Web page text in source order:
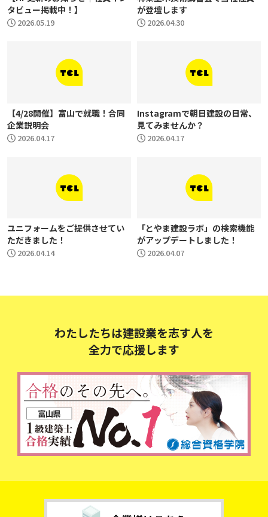
タビュー掲載中！】
2026.05.19
が登壇します
2026.04.30
【4/28開催】富山で就職！合同
企業説明会
2026.04.17
Instagramで朝日建設の日常、
見てみませんか？
2026.04.17
ユニフォームをご提供させてい
ただきました！
2026.04.14
「とやま建設ラボ」の検索機能
がアップデートしました！
2026.04.07
わたしたちは建設業を志す人を
全力で応援します